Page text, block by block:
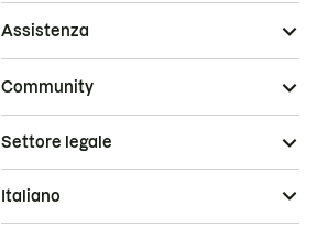
Assistenza
Community
Settore legale
Italiano